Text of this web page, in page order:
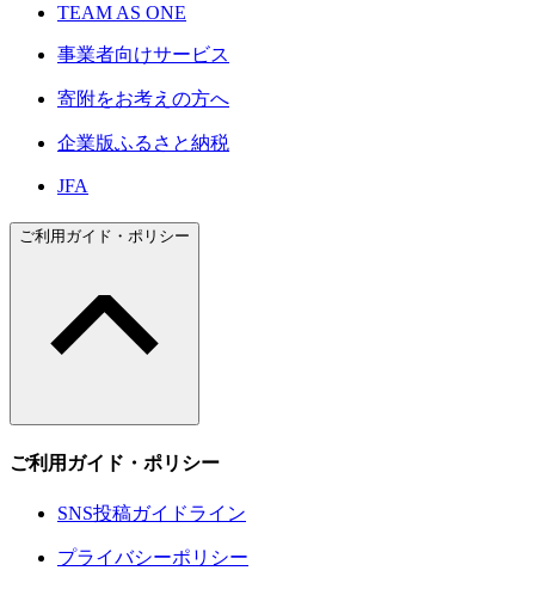
TEAM AS ONE
事業者向けサービス
寄附をお考えの方へ
企業版ふるさと納税
JFA
ご利用ガイド・ポリシー
ご利用ガイド・ポリシー
SNS投稿ガイドライン
プライバシーポリシー